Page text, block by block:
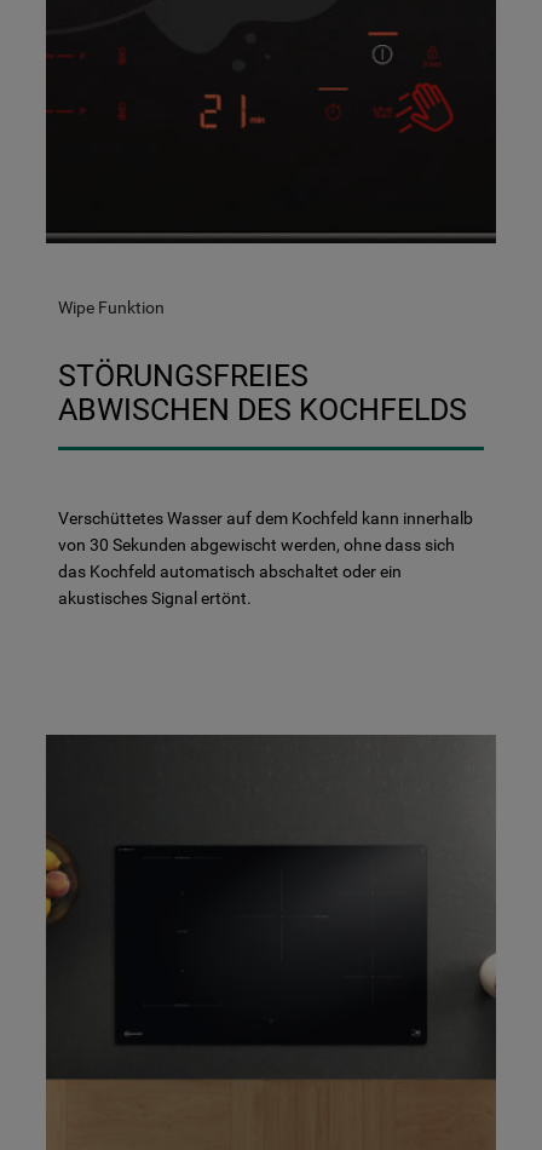
Wipe Funktion
STÖRUNGSFREIES
ABWISCHEN DES KOCHFELDS
Verschüttetes Wasser auf dem Kochfeld kann innerhalb
von 30 Sekunden abgewischt werden, ohne dass sich
das Kochfeld automatisch abschaltet oder ein
akustisches Signal ertönt.